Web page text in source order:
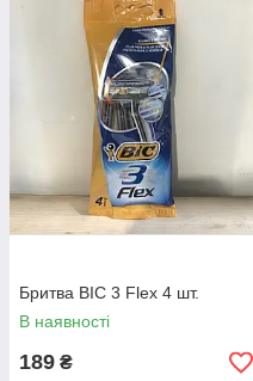
Бритва BIC 3 Flex 4 шт.
В наявності
189 ₴